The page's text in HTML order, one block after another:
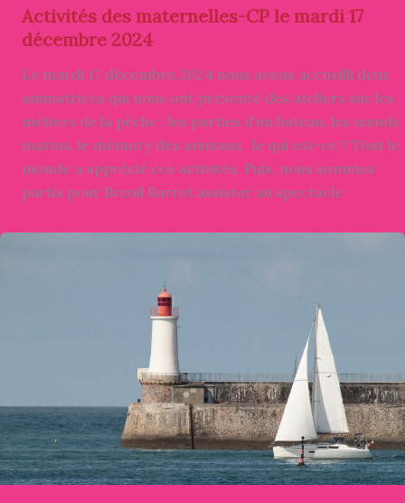
Activités des maternelles-CP le mardi 17
décembre 2024
Le mardi 17 décembre 2024 nous avons accueilli deux
animatrices qui nous ont présenté des ateliers sur les
métiers de la pêche : les parties d’un bateau, les nœuds
marins, le mémory des animaux, le qui est-ce ? Tout le
monde a apprécié ces activités. Puis, nous sommes
partis pour Breuil Barret assister au spectacle